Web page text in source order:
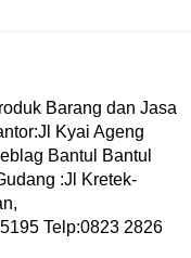
Barang dan Jasa
Kyai Ageng
Bantul Bantul
:Jl Kretek-
Telp:0823 2826